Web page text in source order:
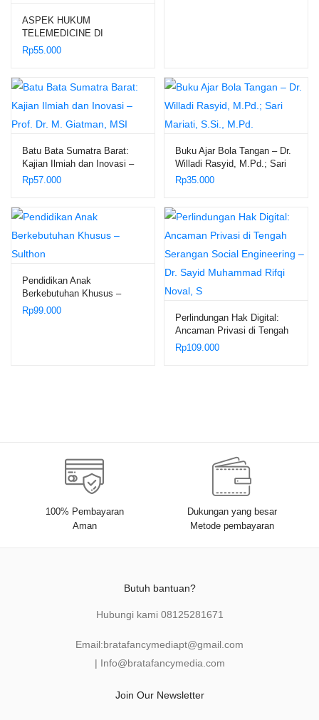
ASPEK HUKUM
TELEMEDICINE DI
INDONESIA – Dr. Yussy
Adelina Mannas, S.H., M.H.;
M.H.
Rp55.000
Batu Bata Sumatra Barat:
Kajian Ilmiah dan Inovasi –
Prof. Dr. M. Giatman, MSI
Rp57.000
Buku Ajar Bola Tangan – Dr.
Willadi Rasyid, M.Pd.; Sari
Mariati, S.Si., M.Pd.
Rp35.000
Pendidikan Anak
Berkebutuhan Khusus –
Sulthon
Rp99.000
Perlindungan Hak Digital:
Ancaman Privasi di Tengah
Serangan Social Engineering
– Dr. Sayid Muhammad Rifqi
Rp109.000
100% Pembayaran
Aman
Dukungan yang besar
Metode pembayaran
Butuh bantuan?
Hubungi kami 08125281671
Email:bratafancymediapt@gmail.com
| Info@bratafancymedia .com
Join Our Newsletter